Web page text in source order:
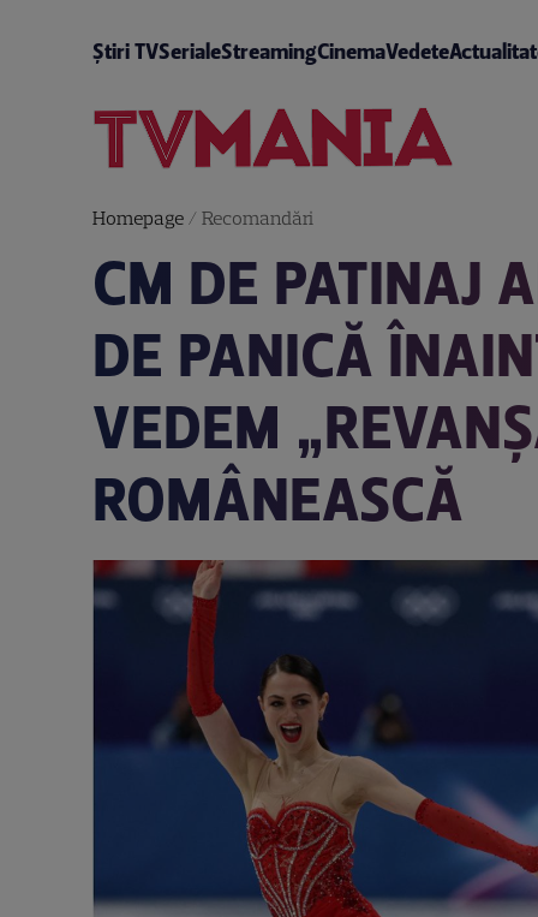
Știri TVSerialeStreamingCinemaVedete
Homepage/ Recomandări
CM DE PATINAJ
DE PANICĂ
VEDEM
ROMÂNEASCĂ